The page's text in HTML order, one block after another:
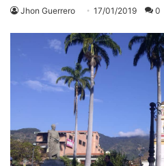
Jhon Guerrero 17/01/2019 0